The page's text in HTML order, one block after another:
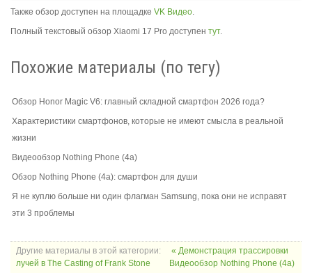
Также обзор доступен на площадке VK Видео.
Полный текстовый обзор Xiaomi 17 Pro доступен тут.
Похожие материалы (по тегу)
Обзор Honor Magic V6: главный складной смартфон 2026 года?
Характеристики смартфонов, которые не имеют смысла в реальной
жизни
Видеообзор Nothing Phone (4a)
Обзор Nothing Phone (4a): смартфон для души
Я не куплю больше ни один флагман Samsung, пока они не исправят
эти 3 проблемы
Другие материалы в этой категории:
« Демонстрация трассировки
лучей в The Casting of Frank Stone
Видеообзор Nothing Phone (4a)